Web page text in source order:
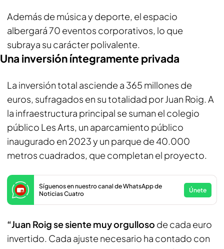
Además de música y deporte, el espacio
albergará 70 eventos corporativos, lo que
subraya su carácter polivalente.
Una inversión íntegramente privada
La inversión total asciende a 365 millones de
euros, sufragados en su totalidad por Juan Roig. A
la infraestructura principal se suman el colegio
público Les Arts, un aparcamiento público
inaugurado en 2023 y un parque de 40.000
metros cuadrados, que completan el proyecto.
Síguenos en nuestro canal de WhatsApp de
Noticias Cuatro
Únete
“Juan Roig se siente muy orgulloso de cada euro
invertido. Cada ajuste necesario ha contado con